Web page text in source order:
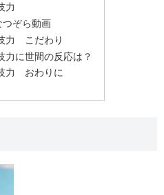
力
ぞら動画
力 こだわり
力に世間の反応は？
力 おわりに